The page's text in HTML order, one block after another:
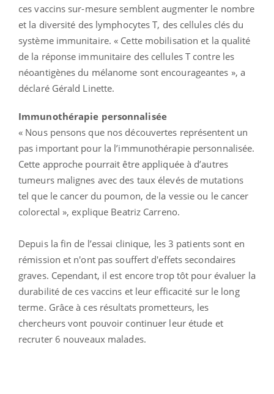
ces vaccins sur-mesure semblent augmenter le nombre
et la diversité des lymphocytes T, des cellules clés du
système immunitaire. « Cette mobilisation et la qualité
de la réponse immunitaire des cellules T contre les
néoantigènes du mélanome sont encourageantes », a
déclaré Gérald Linette.
Immunothérapie personnalisée
« Nous pensons que nos découvertes représentent un
pas important pour la l’immunothérapie personnalisée.
Cette approche pourrait être appliquée à d’autres
tumeurs malignes avec des taux élevés de mutations
tel que le cancer du poumon, de la vessie ou le cancer
colorectal », explique Beatriz Carreno.
Depuis la fin de l’essai clinique, les 3 patients sont en
rémission et n'ont pas souffert d'effets secondaires
graves. Cependant, il est encore trop tôt pour évaluer la
durabilité de ces vaccins et leur efficacité sur le long
terme. Grâce à ces résultats prometteurs, les
chercheurs vont pouvoir continuer leur étude et
recruter 6 nouveaux malades.